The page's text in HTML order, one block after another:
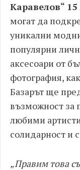
Каравелов“
могат да
уникални
популярни
аксесоари от
фотография,
Базарът ще
възможност за
любими
солидарност и
„Правим това